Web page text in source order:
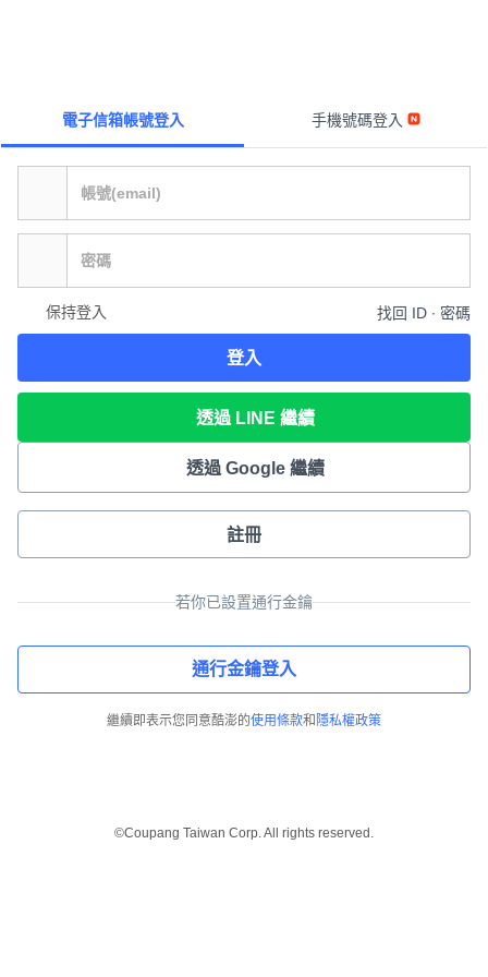
電子信箱帳號登入 手機號碼登入
保持登入 找回 ID ∙ 密碼
登入
透過 LINE 繼續
透過 Google 繼續
註冊
若你已設置通行金鑰
通行金鑰登入
繼續即表示您同意酷澎的使用條款和 隱私權政策
©Coupang Taiwan Corp. All rights reserved.